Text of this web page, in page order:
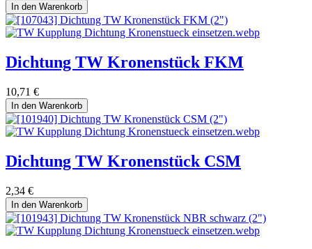
In den Warenkorb
Dichtung TW Kronenstück FKM
10,71 €
In den Warenkorb
Dichtung TW Kronenstück CSM
2,34 €
In den Warenkorb